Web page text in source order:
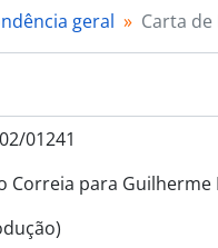
geral Carta
01241
Correia para Guilherme